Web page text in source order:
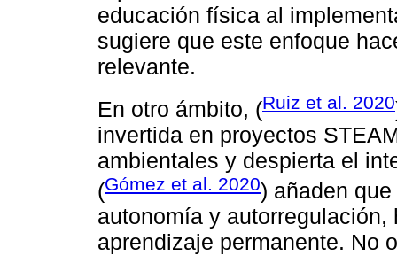
educación física al
sugiere que este enfoque
relevante.
En otro ámbito, (Ruiz et al. 2020
invertida en proyectos
ambientales y despierta el
(Gómez et al. 2020) añaden
autonomía y
aprendizaje permanente. No